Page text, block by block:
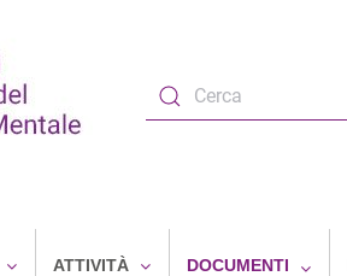
ATTIVITÀ DOCUMENTI